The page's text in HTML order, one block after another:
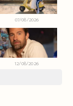
07/08/2026
12/08/2026